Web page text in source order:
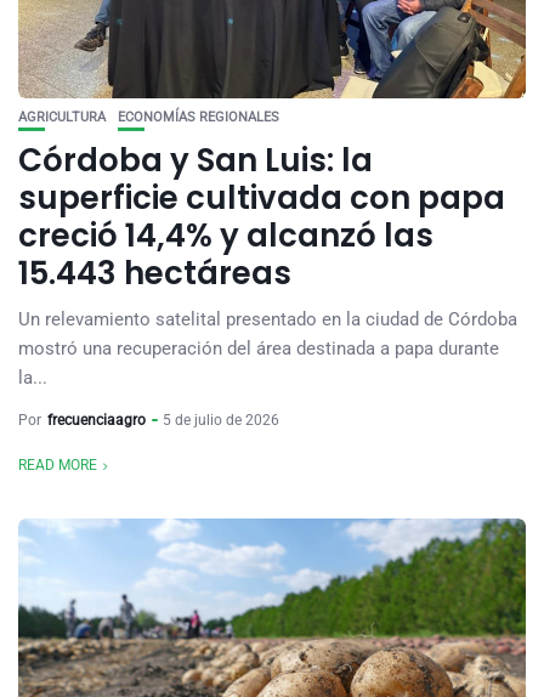
AGRICULTURA ECONOMÍAS REGIONALES
Córdoba y San Luis: la
superficie cultivada con papa
creció 14,4% y alcanzó las
15.443 hectáreas
Un relevamiento satelital presentado en la ciudad de Córdoba
mostró una recuperación del área destinada a papa durante
la...
Por frecuenciaagro 5 de julio de 2026
READ MORE